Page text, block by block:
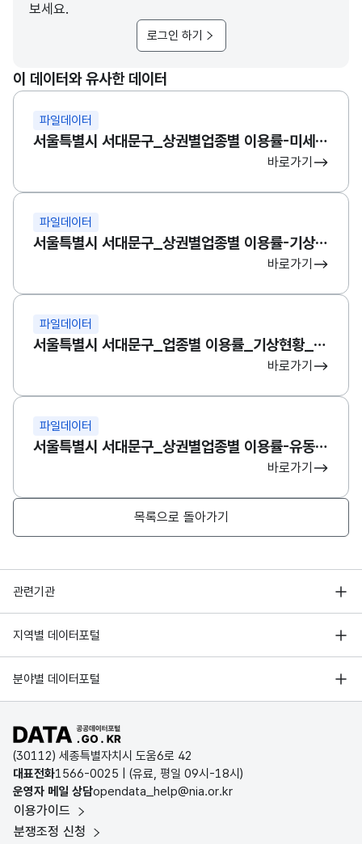
보세요.
로그인 하기
이 데이터와 유사한 데이터
파일데이터
서울특별시 서대문구_상권별업종별 이용률-미세먼지-유동인구 상관계수 테이블
바로가기
파일데이터
서울특별시 서대문구_상권별업종별 이용률-기상현황 분석 기초자료(강수없음)
바로가기
파일데이터
서울특별시 서대문구_업종별 이용률_기상현황_미세먼지_유동인구 종합자료
바로가기
파일데이터
서울특별시 서대문구_상권별업종별 이용률-유동인구 상관계수 테이블
바로가기
목록으로 돌아가기
관련기관
행정안전부
한국지능정보사회진흥원
국가정보자원관리원
지역별 데이터포털
서울 열린데이터광장
경기데이터드림
D-데이터허브
인천데이터포털
울산광역시 데이터포털
전남광주통합특별시 빅데이터 플랫폼
분야별 데이터포털
기상자료개방포털
국토교통부 공간정보오픈플랫폼
환경부 환경데이터포털
문화데이터광장
농림축산식품 공공데이터포털
보건의료빅데이터개방시스템
공공데이터포털 바로가기
(30112) 세종특별자치시 도움6로 42
대표전화1566-0025 | (유료, 평일 09시-18시)
운영자 메일 상담opendata_help@nia.or.kr
이용가이드
분쟁조정 신청